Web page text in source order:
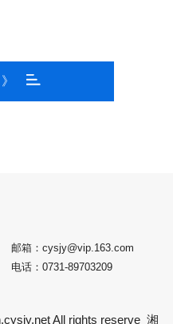
邮箱：cysjy@vip.163.com
电话：0731-89703209
All rights reserve湘